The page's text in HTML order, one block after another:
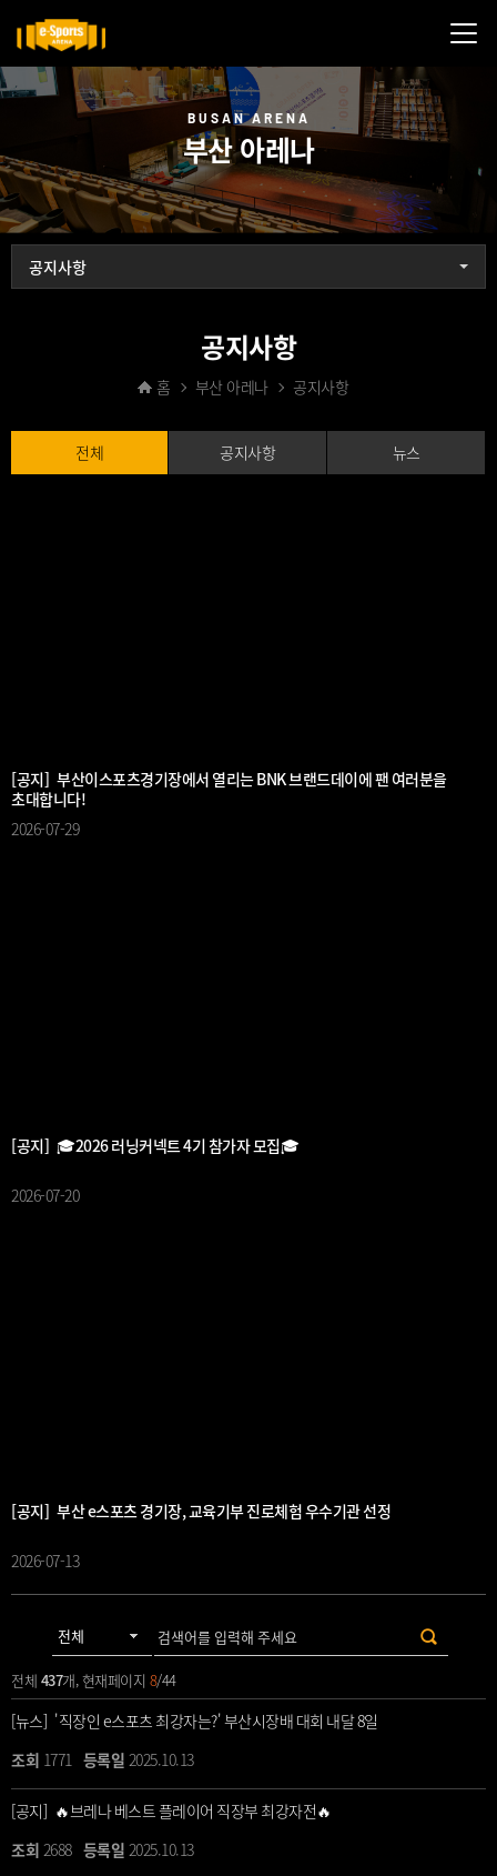
BUSAN ARENA
부산 아레나
공지사항
공지사항
홈 부산 아레나 공지사항
전체 공지사항 뉴스
[공지] 부산이스포츠경기장에서 열리는 BNK 브랜드데이에 팬 여러분을
초대합니다!
2026-07-29
[공지] 🎓2026 러닝커넥트 4기 참가자 모집🎓
2026-07-20
[공지] 부산 e스포츠 경기장, 교육기부 진로체험 우수기관 선정
2026-07-13
전체 437개, 현재페이지 8/44
[뉴스] '직장인 e스포츠 최강자는?' 부산시장배 대회 내달 8일
1771
2025.10.13
[공지] 🔥브레나 베스트 플레이어 직장부 최강자전🔥
2688
2025.10.13